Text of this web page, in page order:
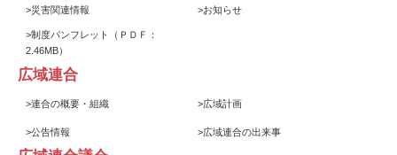
>災害関連情報 >お知らせ
>制度パンフレット
（ＰＤＦ：
2.46MB）
広域連合
>連合の概要・組織 >広域計画
>公告情報 >広域連合の出来事